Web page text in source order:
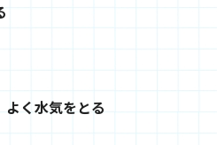
よく水気をとる